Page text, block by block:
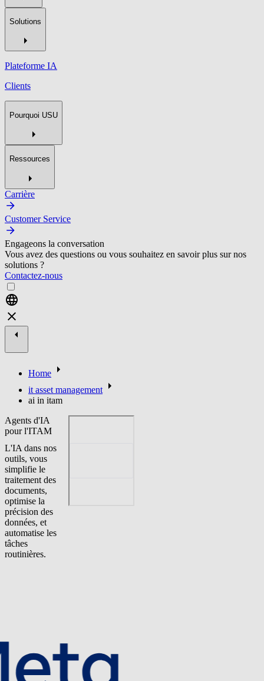
Solutions
Plateforme IA
Clients
Pourquoi USU
Ressources
Carrière
Customer Service
Engageons la conversation
Vous avez des questions ou vous souhaitez en savoir plus sur nos
solutions ?
Contactez-nous
Home
it asset management
ai in itam
Agents d'IA
pour l'ITAM
L'IA dans nos
outils, vous
simplifie le
traitement des
documents,
optimise la
précision des
données, et
automatise les
tâches
routinières.